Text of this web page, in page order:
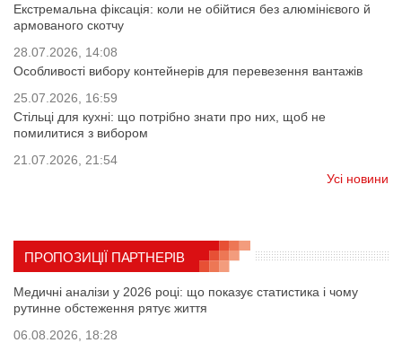
Екстремальна фіксація: коли не обійтися без алюмінієвого й
армованого скотчу
28.07.2026, 14:08
Особливості вибору контейнерів для перевезення вантажів
25.07.2026, 16:59
Стільці для кухні: що потрібно знати про них, щоб не
помилитися з вибором
21.07.2026, 21:54
Усі новини
ПРОПОЗИЦІЇ ПАРТНЕРІВ
Медичні аналізи у 2026 році: що показує статистика і чому
рутинне обстеження рятує життя
06.08.2026, 18:28